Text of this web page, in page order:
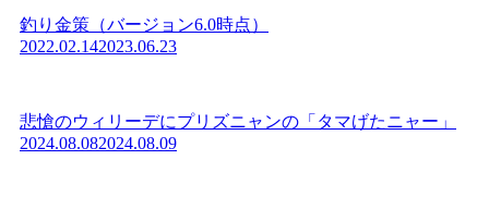
釣り金策（バージョン6.0時点）
2022.02.142023.06.23
悲愴のウィリーデにプリズニャンの「タマげたニャー」
2024.08.082024.08.09